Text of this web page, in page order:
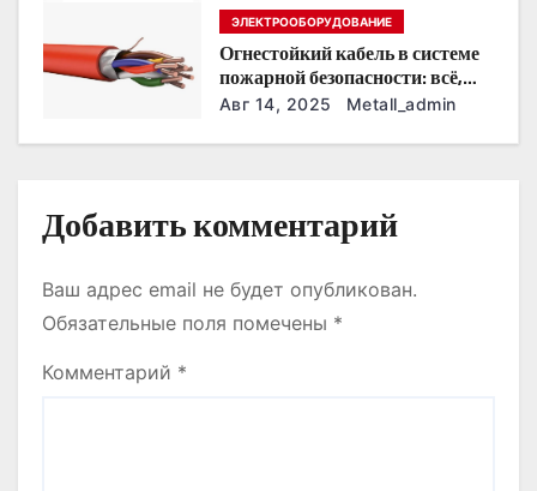
с
ЭЛЕКТРООБОРУДОВАНИЕ
Огнестойкий кабель в системе
пожарной безопасности: всё,
что нужно знать
Авг 14, 2025 Metall_admin
Добавить комментарий
Ваш адрес email не будет опубликован.
Обязательные поля помечены *
Комментарий *